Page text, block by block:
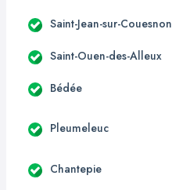
Saint-Jean-sur-Couesnon
Saint-Ouen-des-Alleux
Bédée
Pleumeleuc
Chantepie